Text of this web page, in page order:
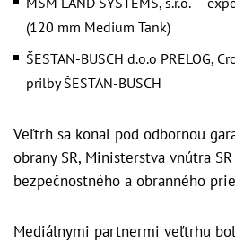
(120 mm Medium Tank)
ŠESTAN-BUSCH d.o.o PRELOG,
prilby ŠESTAN-BUSCH
Veľtrh sa konal pod odbornou
obrany SR, Ministerstva vnútra
bezpečnostného a obranného
Mediálnymi partnermi veľtrhu